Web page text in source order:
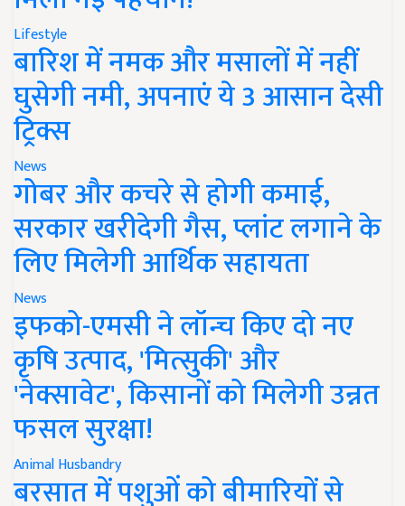
Lifestyle
बारिश में नमक और मसालों में नहीं
घुसेगी नमी, अपनाएं ये 3 आसान देसी
ट्रिक्स
News
गोबर और कचरे से होगी कमाई,
सरकार खरीदेगी गैस, प्लांट लगाने के
लिए मिलेगी आर्थिक सहायता
News
इफको-एमसी ने लॉन्च किए दो नए
कृषि उत्पाद, 'मित्सुकी' और
'नेक्सावेट', किसानों को मिलेगी उन्नत
फसल सुरक्षा!
Animal Husbandry
बरसात में पशुओं को बीमारियों से